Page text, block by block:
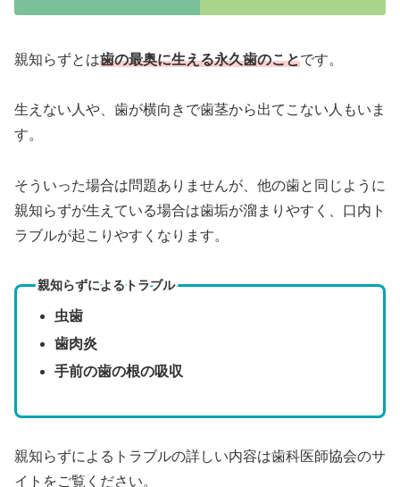
親知らずとは歯の最奥に生える永久歯のことです。
生えない人や、歯が横向きで歯茎から出てこない人もいま
す。
そういった場合は問題ありませんが、他の歯と同じように
親知らずが生えている場合は歯垢が溜まりやすく、口内ト
ラブルが起こりやすくなります。
親知らずによるトラブル
虫歯
歯肉炎
手前の歯の根の吸収
親知らずによるトラブルの詳しい内容は歯科医師協会のサ
イトをご覧ください。